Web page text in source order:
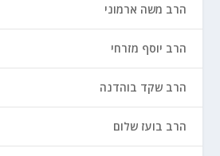
הרב משה ארמוני
הרב יוסף מזרחי
הרב שקד בוהדנה
הרב בועז שלום